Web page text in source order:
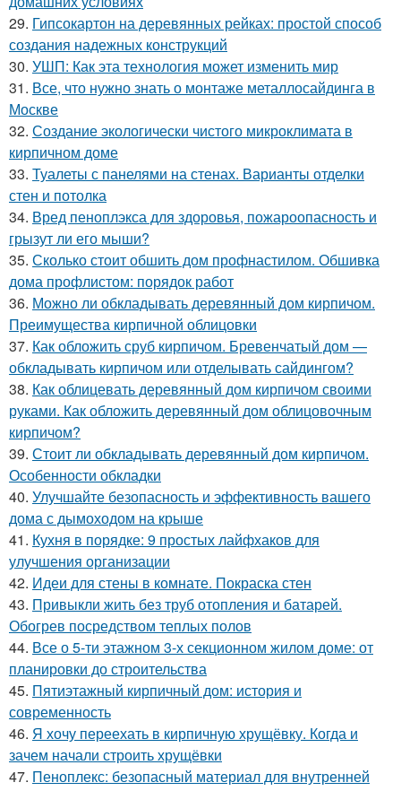
29. Гипсокартон на деревянных рейках: простой способ
создания надежных конструкций
30. УШП: Как эта технология может изменить мир
31. Все, что нужно знать о монтаже металлосайдинга в
Москве
32. Создание экологически чистого микроклимата в
кирпичном доме
33. Туалеты с панелями на стенах. Варианты отделки
стен и потолка
34. Вред пеноплэкса для здоровья, пожароопасность и
грызут ли его мыши?
35. Сколько стоит обшить дом профнастилом. Обшивка
дома профлистом: порядок работ
36. Можно ли обкладывать деревянный дом кирпичом.
Преимущества кирпичной облицовки
37. Как обложить сруб кирпичом. Бревенчатый дом —
обкладывать кирпичом или отделывать сайдингом?
38. Как облицевать деревянный дом кирпичом своими
руками. Как обложить деревянный дом облицовочным
кирпичом?
39. Стоит ли обкладывать деревянный дом кирпичом.
Особенности обкладки
40. Улучшайте безопасность и эффективность вашего
дома с дымоходом на крыше
41. Кухня в порядке: 9 простых лайфхаков для
улучшения организации
42. Идеи для стены в комнате. Покраска стен
43. Привыкли жить без труб отопления и батарей.
Обогрев посредством теплых полов
44. Все о 5-ти этажном 3-х секционном жилом доме: от
планировки до строительства
45. Пятиэтажный кирпичный дом: история и
современность
46. Я хочу переехать в кирпичную хрущёвку. Когда и
зачем начали строить хрущёвки
47. Пеноплекс: безопасный материал для внутренней